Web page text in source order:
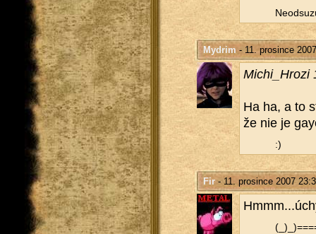
Mydrim - 11. prosince
Mi­chi_Hro­zi
Ha ha, a to
že nie je
:)
Fir- 11. prosince 2007